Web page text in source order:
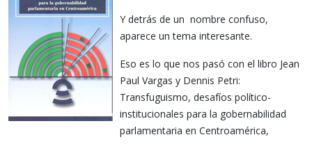
Y detrás de un nombre confuso,
aparece un tema interesante.
Eso es lo que nos pasó con el libro Jean
Paul Vargas y Dennis Petri:
Transfuguismo, desafíos político-
institucionales para la gobernabilidad
parlamentaria en Centroamérica,